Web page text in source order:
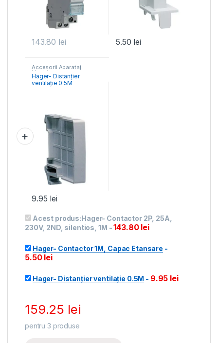
143.80 lei 5.50 lei
Accesorii Aparataj
Modular
Hager- Distanțier
ventilație 0.5M
9.95 lei
Acest produs:Hager- Contactor 2P, 25A,
230V, 2ND, silentios, 1M -143.80 lei
Hager- Contactor 1M, Capac Etansare -
5.50 lei
Hager- Distanțier ventilație 0.5M - 9.95 lei
159.25 lei
pentru3 produse